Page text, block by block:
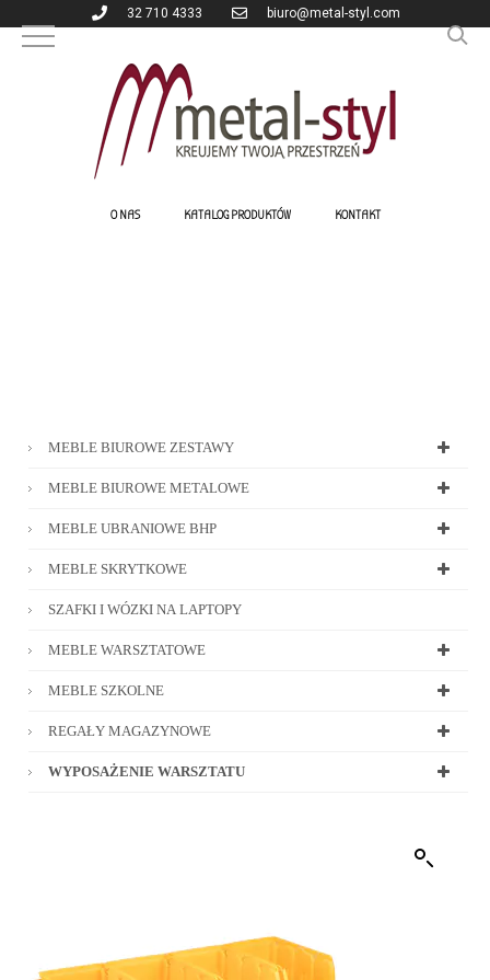
32 710 4333 biuro@metal-styl.com
O NAS KATALOG PRODUKTÓW KONTAKT
MEBLE BIUROWE ZESTAWY
MEBLE BIUROWE METALOWE
MEBLE UBRANIOWE BHP
MEBLE SKRYTKOWE
SZAFKI I WÓZKI NA LAPTOPY
MEBLE WARSZTATOWE
MEBLE SZKOLNE
REGAŁY MAGAZYNOWE
WYPOSAŻENIE WARSZTATU